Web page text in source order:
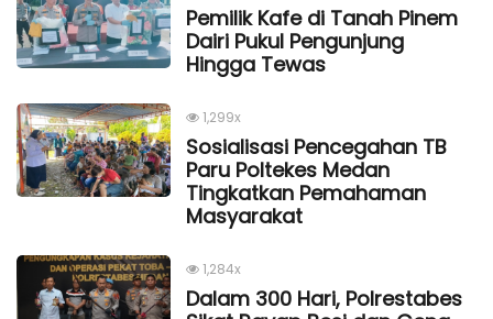
Pemilik Kafe di Tanah Pinem
Dairi Pukul Pengunjung
Hingga Tewas
1,299x
Sosialisasi Pencegahan TB
Paru Poltekes Medan
Tingkatkan Pemahaman
Masyarakat
1,284x
Dalam 300 Hari, Polrestabes